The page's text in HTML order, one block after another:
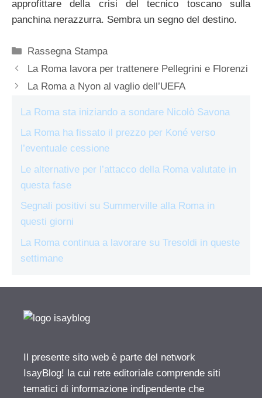
approfittare della crisi del tecnico toscano sulla
panchina nerazzurra. Sembra un segno del destino.
Categorie
Rassegna Stampa
La Roma lavora per trattenere Pellegrini e Florenzi
La Roma a Nyon al vaglio dell’UEFA
La Roma sta iniziando a sondare Nicolò Savona
La Roma ha fissato il prezzo per Koné verso
l’eventuale cessione
Le alternative per l’attacco della Roma valutate in
questa fase
Segnali positivi su Summerville alla Roma in
questi giorni
La Roma continua a lavorare su Tresoldi in queste
settimane
Il presente sito web è parte del network
IsayBlog! la cui rete editoriale comprende siti
tematici di informazione indipendente che